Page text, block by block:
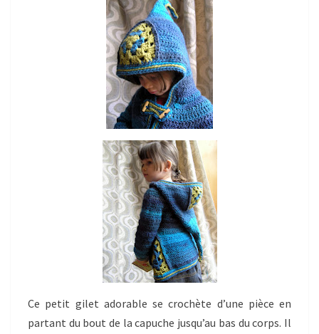
Ce petit gilet adorable se crochète d’une pièce en
partant du bout de la capuche jusqu’au bas du corps. Il